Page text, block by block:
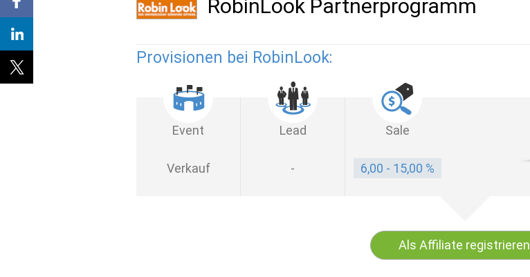
RobinLook Partnerprogramm
Provisionen bei RobinLook:
Event Lead Sale
Verkauf - 6,00 - 15,00 %
Als Affiliate registrieren